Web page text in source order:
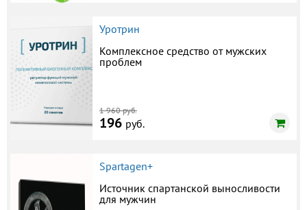
Уротрин
Комплексное средство от мужских
проблем
1 960 руб.
196 руб.
Spartagen+
Источник спартанской выносливости
для мужчин